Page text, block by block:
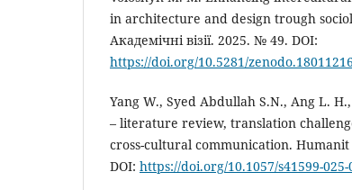
in architecture and design trough
Академічні візії. 2025. № 49. DOI:
https://doi.org/10.5281/zenodo.18011216
Yang W., Syed Abdullah S.N., Ang L.
– literature review, translation
cross-cultural communication. Humanit
DOI: https://doi.org/10.1057/s41599-025-